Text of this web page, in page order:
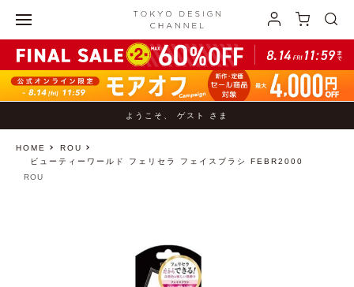
ようこそ、 ゲスト さま
HOME
ROU
ビューティーワールド フェリセラ フェイスブラシ FEBR2000
ROU